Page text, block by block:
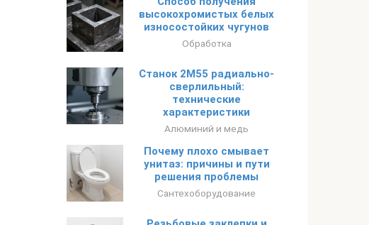
высокохромистых белых
износостойких чугунов
Обработка
Станок 2М55 радиально-
сверлильный:
технические
характеристики
Алюминий и медь
Почему плохо смывает
унитаз: причины и пути
решения проблемы
Сантехоборудование